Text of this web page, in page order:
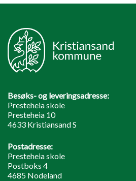
Besøks- og leveringsadresse:
Presteheia skole
Presteheia 10
4633 Kristiansand S
Postadresse:
Presteheia skole
Postboks 4
4685 Nodeland